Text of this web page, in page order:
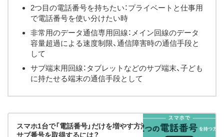
2つ目の電話番号を持ちたい：プライベートと仕事用
で電話番号を使い分けたい時
非常用のデータ通信専用回線：メイン回線のデータ
容量超過による速度制限、通信障害時の通信手段と
して
サブ端末用回線：タブレットなどのサブ端末、子ども
に持たせる端末の通信手段として
スマホ1台で「電話番号」だけを増やす方法まとめ──2つ目の
サブ番号を取得するには？